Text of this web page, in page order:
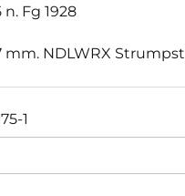
Fg 1928
mm. NDLWRX
1